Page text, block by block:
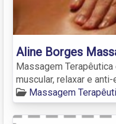
Aline Borges
Massagem Terapêutica
muscular, relaxar e
Massagem